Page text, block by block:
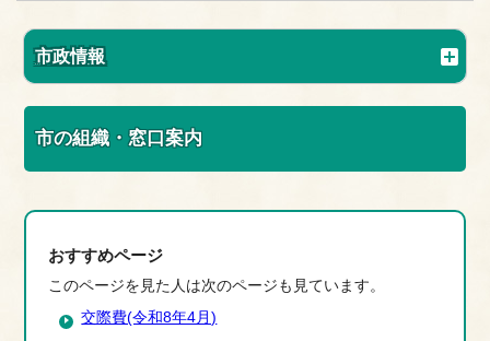
市政情報
市の組織・窓口案内
おすすめページ
このページを見た人は次のページも見ています。
交際費(令和8年4月)